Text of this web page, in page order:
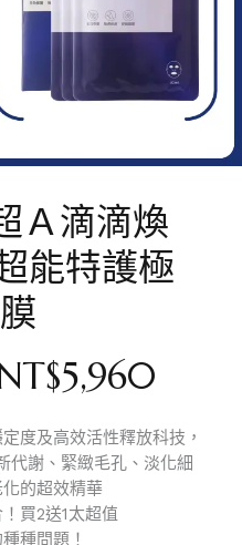
Ａ滴滴煥
能特護極
5,960
度及高效活性釋放科技，
代謝、緊緻毛孔、淡化細
的超效精華
買2送1太超值
種問題！